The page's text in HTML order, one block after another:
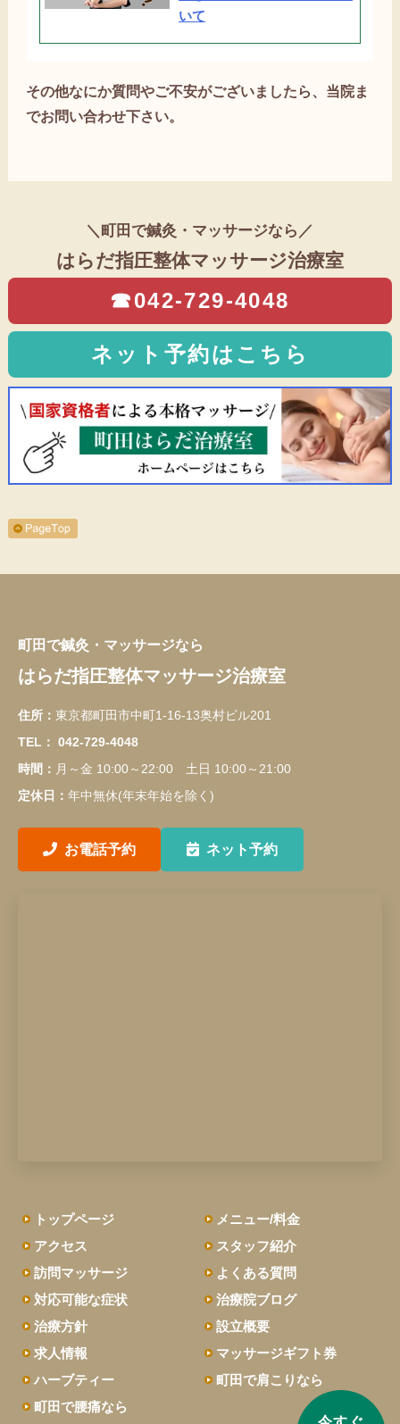
いて
その他なにか質問やご不安がございましたら、当院ま
でお問い合わせ下さい。
＼町田で鍼灸・マッサージなら／
はらだ指圧整体マッサージ治療室
☎042-729-4048
ネット予約はこちら
町田で鍼灸・マッサージなら
はらだ指圧整体マッサージ治療室
住所： 東京都町田市中町1-16-13奥村ビル201
TEL： 042-729-4048
時間： 月～金 10:00～22:00 土日 10:00～21:00
定休日： 年中無休(年末年始を除く)
お電話予約 ネット予約
トップページ
メニュー/料金
アクセス
スタッフ紹介
訪問マッサージ
よくある質問
対応可能な症状
治療院ブログ
治療方針
設立概要
求人情報
マッサージギフト券
ハーブティー
町田で肩こりなら
町田で腰痛なら